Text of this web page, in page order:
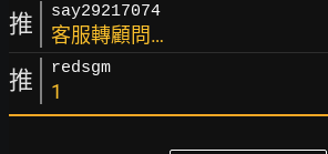
推 say29217074
客服轉顧問…
推 redsgm
1